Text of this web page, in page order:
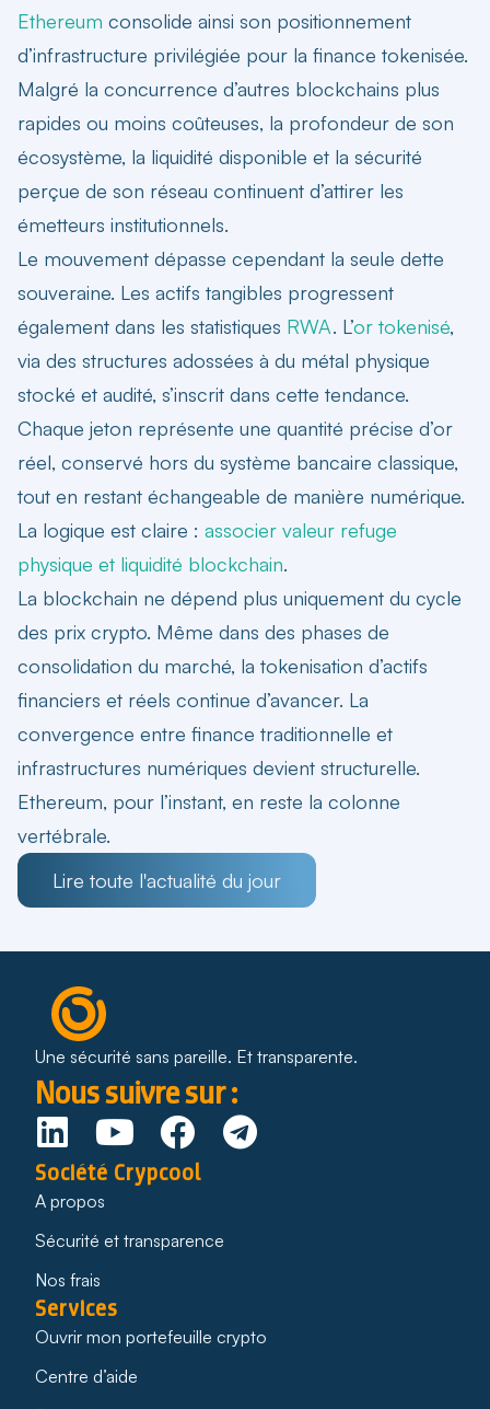
Ethereum consolide ainsi son positionnement
d’infrastructure privilégiée pour la finance tokenisée.
Malgré la concurrence d’autres blockchains plus
rapides ou moins coûteuses, la profondeur de son
écosystème, la liquidité disponible et la sécurité
perçue de son réseau continuent d’attirer les
émetteurs institutionnels.
Le mouvement dépasse cependant la seule dette
souveraine. Les actifs tangibles progressent
également dans les statistiques RWA. L’or tokenisé,
via des structures adossées à du métal physique
stocké et audité, s’inscrit dans cette tendance.
Chaque jeton représente une quantité précise d’or
réel, conservé hors du système bancaire classique,
tout en restant échangeable de manière numérique.
La logique est claire : associer valeur refuge
physique et liquidité blockchain.
La blockchain ne dépend plus uniquement du cycle
des prix crypto. Même dans des phases de
consolidation du marché, la tokenisation d’actifs
financiers et réels continue d’avancer. La
convergence entre finance traditionnelle et
infrastructures numériques devient structurelle.
Ethereum, pour l’instant, en reste la colonne
vertébrale.
Lire toute l'actualité du jour
Une sécurité sans pareille. Et transparente.
Nous suivre sur :
Société Crypcool
A propos
Sécurité et transparence
Nos frais
Services
Ouvrir mon portefeuille crypto
Centre d’aide